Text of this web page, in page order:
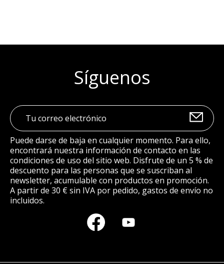
Síguenos
Puede darse de baja en cualquier momento. Para ello,
encontrará nuestra información de contacto en las
condiciones de uso del sitio web. Disfrute de un 5 % de
descuento para las personas que se suscriban al
newsletter, acumulable con productos en promoción.
A partir de 30 € sin IVA por pedido, gastos de envío no
incluidos.